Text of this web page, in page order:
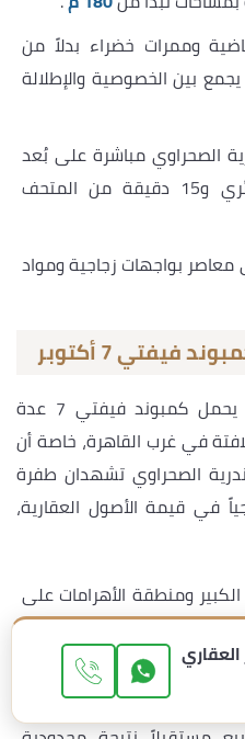
وممرات خضراء بدلاً من
بين الخصوصية والإطلالة
الصحراوي مباشرة على بُعد
دقيقتين من الطريق الدائري و15 دقيقة من المتحف
بواجهات زجاجية ومواد
فيفتي 7 أكتوبر
إلى جانب كونه مكاناً للسكن، يحمل كمبوند فيفتي 7 عدة
في غرب القاهرة، خاصة أن
الصحراوي تشهدان طفرة
في قيمة الأصول العقارية،
ومنطقة الأهرامات على
سياحية عالمية ترفع من
مع تشغيلها الكامل.
المشروع على57وحدة فقط،